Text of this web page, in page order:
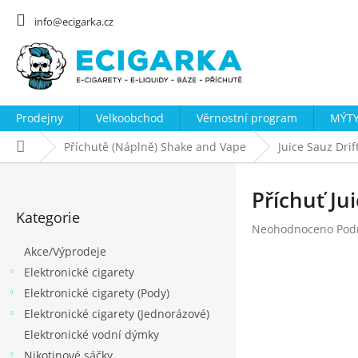
info@ecigarka.cz
Prodejny Velkoobchod Věrnostní program
Domů Příchutě (Náplně) Shake and Vape Juice Sauz
kategorie
Kategorie
Akce/Výprodeje
Elektronické cigarety
Elektronické cigarety (Pody)
Elektronické cigarety (Jednorázové)
Elektronické vodní dýmky
Příchuť
Průměrné
Neohodnoceno